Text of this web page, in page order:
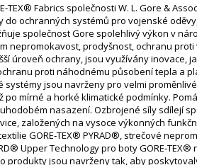
Fabrics společnosti W. L. Gore &
do ochranných systémů pro vojenské
společnost Gore spolehlivý výkon v
nepromokavost, prodyšnost, ochranu
úroveň ochrany, jsou využívány inovace,
proti náhodnému působení tepla a
systémy jsou navrženy pro velmi
po mírné a horké klimatické podmínky.
nasazení. Ozbrojené síly sdílejí
založených na vysoce výkonných
GORE‑TEX® PYRAD®, strečové
Upper Technology pro boty
produkty jsou navrženy tak, aby